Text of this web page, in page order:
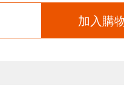
加入購